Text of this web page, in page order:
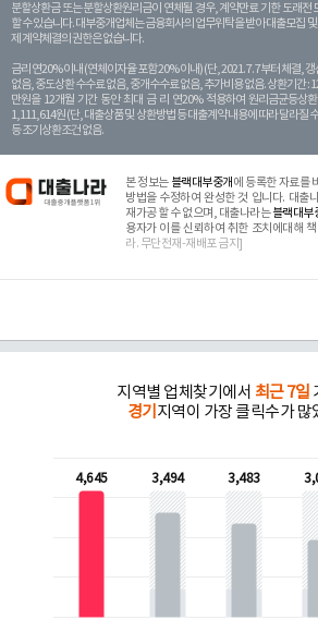
분할상환금 또는 분할상환원리금이 연체될 경우, 계약만료 기한 도래전
할 수 있습니다. 대부중개업체는 금융회사의 업무위탁을 받아 대출모집
제 계약체결의 권한은 없습니다.
금리 연20% 이내 (연체이자율 포함 20% 이내) (단, 2021. 7. 7부터 체결,
없음, 중도상환 수수료 없음, 중개수수료 없음, 추가비용 없음. 상환기간 :
만원을 12개월 기간 동안 최대 금 리 연20% 적용하여 원리금균등상
1,111,614원 (단, 대출상품 및 상환방법 등 대출계약 내용에 따라 달라질
등 조기상환조건 없음.
본 정보는 블랙대부중개 에 등록한 자료를
방법을 수정하여 완성한 것 입니다. 대출
재가공 할 수 없으며, 대출나라는블랙대부
용자가 이를 신뢰하여 취한 조치에대해
라. 무단전재-재배포 금지]
지역별 업체찾기에서 최근 7일
경기 지역이 가장 클릭수가 많
4,645 3,494 3,483